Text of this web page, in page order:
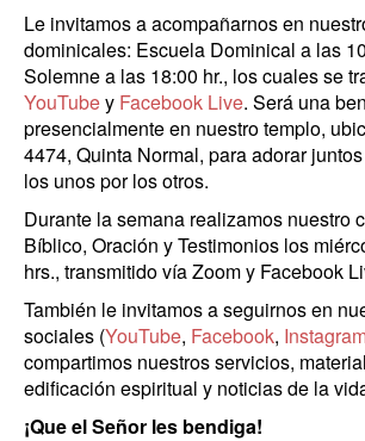
Le invitamos a acompañarnos en
dominicales: Escuela Dominical a las
Solemne a las 18:00 hr., los cuales se
YouTubey Facebook Live. Será una
presencialmente en nuestro templo,
4474, Quinta Normal, para adorar
los unos por los otros.
Durante la semana realizamos nuestro
Bíblico, Oración y Testimonios los
hrs., transmitido vía Zoom y Facebook
También le invitamos a seguirnos en
sociales (YouTube, Facebook,
compartimos nuestros servicios,
edificación espiritual y noticias de la
¡Que el Señor les bendiga!